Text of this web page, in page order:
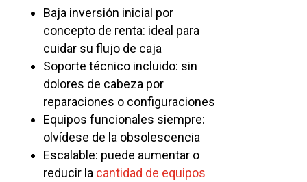
Baja inversión inicial por
concepto de renta: ideal para
cuidar su flujo de caja
Soporte técnico incluido: sin
dolores de cabeza por
reparaciones o configuraciones
Equipos funcionales siempre:
olvídese de la obsolescencia
Escalable: puede aumentar o
reducir la cantidad de equipos